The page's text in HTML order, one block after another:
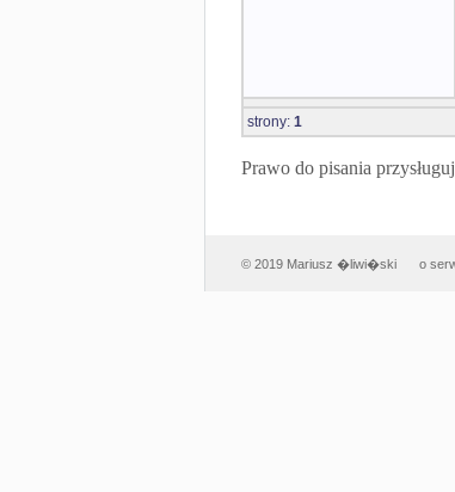
strony: 1
Prawo do pisania
© 2019 Mariusz �liwi�ski o